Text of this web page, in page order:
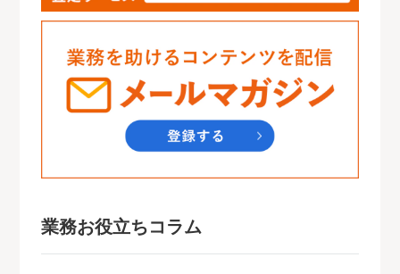
業務お役立ちコラム